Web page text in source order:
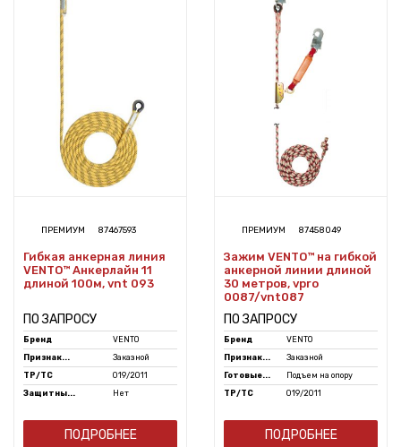
ПРЕМИУМ 87467593
Гибкая анкерная линия
VENTO™ Анкерлайн 11
длиной 100м, vnt 093
ПО ЗАПРОСУ
Бренд
VENTO
Признак...
Заказной
ТР/ТС
019/2011
Защитны...
Нет
ПОДРОБНЕЕ
ПРЕМИУМ 87458049
Зажим VENTO™ на гибкой
анкерной линии длиной
30 метров, vpro
0087/vnt087
ПО ЗАПРОСУ
Бренд
VENTO
Признак...
Заказной
Готовые...
Подъем на опору
ТР/ТС
019/2011
ПОДРОБНЕЕ